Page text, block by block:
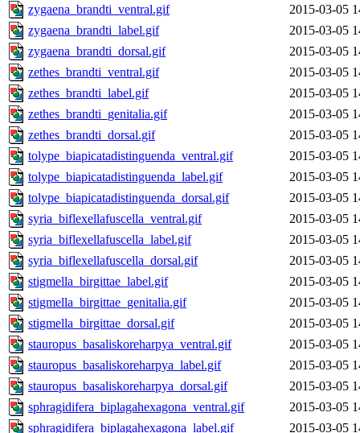
zygaena_brandti_ventral.gif
2015-03-05
zygaena_brandti_label.gif
2015-03-05
zygaena_brandti_dorsal.gif
2015-03-05
zethes_brandti_ventral.gif
2015-03-05
zethes_brandti_label.gif
2015-03-05
zethes_brandti_genitalia.gif
2015-03-05
zethes_brandti_dorsal.gif
2015-03-05
tolype_biapicatadistinguenda_ventral.gif
2015-03-05
tolype_biapicatadistinguenda_label.gif
2015-03-05
tolype_biapicatadistinguenda_dorsal.gif
2015-03-05
syria_biflexellafuscella_ventral.gif
2015-03-05
syria_biflexellafuscella_label.gif
2015-03-05
syria_biflexellafuscella_dorsal.gif
2015-03-05
stigmella_birgittae_label.gif
2015-03-05
stigmella_birgittae_genitalia.gif
2015-03-05
stigmella_birgittae_dorsal.gif
2015-03-05
stauropus_basaliskoreharpya_ventral.gif
2015-03-05
stauropus_basaliskoreharpya_label.gif
2015-03-05
stauropus_basaliskoreharpya_dorsal.gif
2015-03-05
sphragidifera_biplagahexagona_ventral.gif
2015-03-05
sphragidifera_biplagahexagona_label.gif
2015-03-05